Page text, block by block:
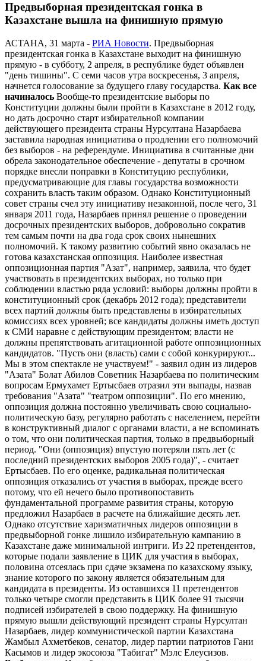
Предвыборная президентская гонка в
Казахстане вышла на финишную прямую
АСТАНА, 31 марта - РИА Новости. Предвыборная
президентская гонка в Казахстане выходит на финишную
прямую - в субботу, 2 апреля, в республике будет объявлен
"день тишины". С семи часов утра воскресенья, 3 апреля,
начнется голосование за будущего главу государства. Как все
начиналось Вообще-то президентские выборы по
Конституции должны были пройти в Казахстане в 2012 году,
но дать досрочно старт избирательной компании
действующего президента страны Нурсултана Назарбаева
заставила народная инициатива о продлении его полномочий
без выборов - на референдуме. Инициатива в считанные дни
обрела законодательное обеспечение - депутаты в срочном
порядке внесли поправки в Конституцию республики,
предусматривающие для главы государства возможности
сохранить власть таким образом. Однако Конституционный
совет страны счел эту инициативу незаконной, после чего, 31
января 2011 года, Назарбаев принял решение о проведении
досрочных президентских выборов, добровольно сократив
тем самым почти на два года срок своих нынешних
полномочий. К такому развитию событий явно оказалась не
готова казахстанская оппозиция. Наиболее известная
оппозиционная партия "Азат", например, заявила, что будет
участвовать в президентских выборах, но только при
соблюдении властью ряда условий: выборы должны пройти в
конституционный срок (декабрь 2012 года); представители
всех партий должны быть представлены в избирательных
комиссиях всех уровней; все кандидаты должны иметь доступ
к СМИ наравне с действующим президентом; власти не
должны препятствовать агитационной работе оппозиционных
кандидатов. "Пусть они (власть) сами с собой конкурируют...
Мы в этом спектакле не участвуем!" - заявил один из лидеров
"Азата" Болат Абилов Советник Назарбаева по политическим
вопросам Ермухамет Ертысбаев отразил эти выпады, назвав
требования "Азата" "театром оппозиции". По его мнению,
оппозиция должна постоянно увеличивать свою социально-
политическую базу, регулярно работать с населением, перейти
в конструктивный диалог с органами власти, а не вспоминать
о том, что они политическая партия, только в предвыборный
период. "Они (оппозиция) впустую потеряли пять лет (с
последний президентских выборов 2005 года)", - считает
Ертысбаев. По его оценке, радикальная политическая
оппозиция отказались от участия в выборах, прежде всего
потому, что ей нечего было противопоставить
фундаментальной программе развития страны, которую
предложил Назарбаев в расчете на ближайшие десять лет.
Однако отсутствие харизматичных лидеров оппозиции в
предвыборной гонке лишило избирательную кампанию в
Казахстане даже минимальной интриги. Из 22 претендентов,
которые подали заявление в ЦИК для участия в выборах,
половина отсеялась при сдаче экзамена по казахскому языку,
знание которого по закону является обязательным для
кандидата в президенты. Из оставшихся 11 претендентов
только четыре смогли представить в ЦИК более 91 тысячи
подписей избирателей в свою поддержку. На финишную
прямую вышли действующий президент страны Нурсултан
Назарбаев, лидер коммунистической партии Казахстана
Жамбыл Ахметбеков, сенатор, лидер партии патриотов Гани
Касымов и лидер экосоюза "Табигат" Мэлс Елеусизов.